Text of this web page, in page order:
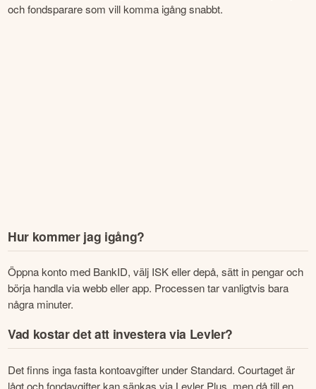
och fondsparare som vill komma igång snabbt.
Hur kommer jag igång?
Öppna konto med BankID, välj ISK eller depå, sätt in pengar och
börja handla via webb eller app. Processen tar vanligtvis bara
några minuter.
Vad kostar det att investera via Levler?
Det finns inga fasta kontoavgifter under Standard. Courtaget är
lågt och fondavgifter kan sänkas via Levler Plus, men då till en